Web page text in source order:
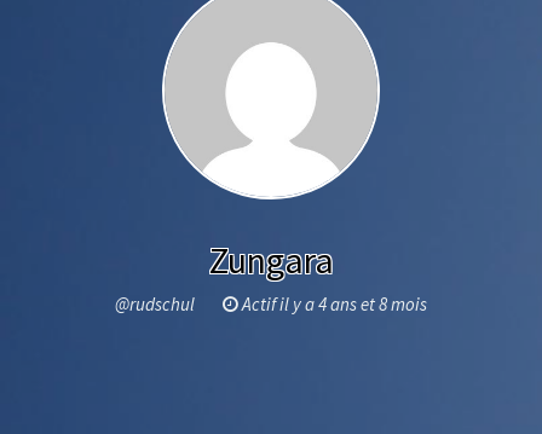
Zungara
@rudschul Actif il y a 4 ans et 8 mois